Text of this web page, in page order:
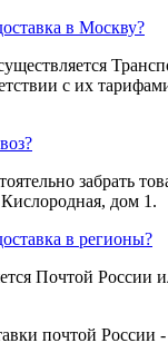
в Москву?
с их
забрать
дом 1.
в регионы?
Почтой России
почтой России